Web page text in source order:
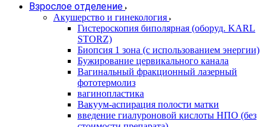
Взрослое отделение
Акушерство и гинекология
Гистероскопия биполярная (оборуд. KARL
STORZ)
Биопсия 1 зона (с использованием энергии)
Бужирование цервикального канала
Вагинальный фракционный лазерный
фототермолиз
вагинопластика
Вакуум-аспирация полости матки
введение гиалуроновой кислоты НПО (без